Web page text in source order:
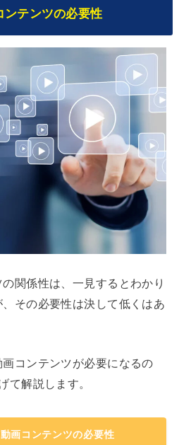
ンテンツの必要性
関係性は、一見するとわかり
その必要性は決して低くはあ
コンテンツが必要になるの
て解説します。
画コンテンツの必要性